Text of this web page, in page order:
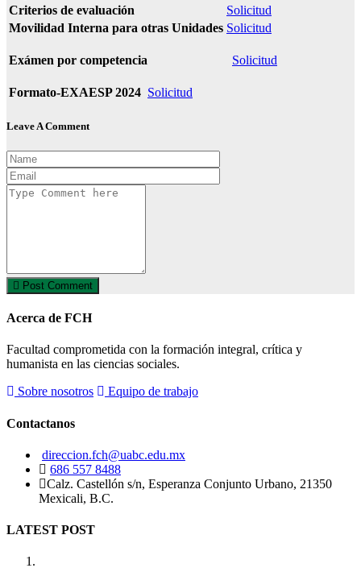
Criterios de evaluación
Solicitud
Movilidad Interna para otras Unidades Solicitud
Exámen por competencia Solicitud
Formato-EXAESP 2024 Solicitud
Leave A Comment
Post Comment
Acerca de FCH
Facultad comprometida con la formación integral, crítica y
humanista en las ciencias sociales.
Sobre nosotros
Equipo de trabajo
Contactanos
direccion.fch@uabc.edu.mx
686 557 8488
Calz. Castellón s/n, Esperanza Conjunto Urbano, 21350
Mexicali, B.C.
LATEST POST